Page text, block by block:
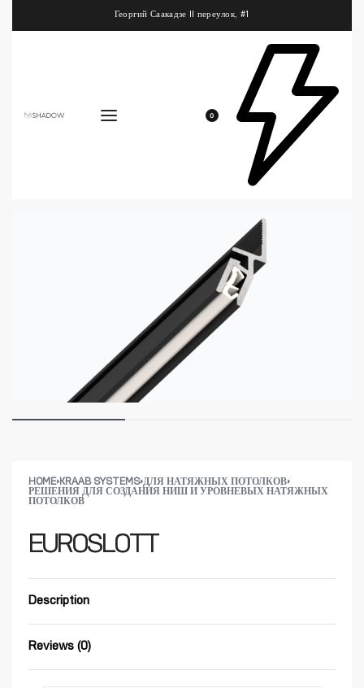
Георгий Саакадзе II переулок, #1
0
HOME›KRAAB SYSTEMS›ДЛЯ НАТЯЖНЫХ ПОТОЛКОВ›
РЕШЕНИЯ ДЛЯ СОЗДАНИЯ НИШ И УРОВНЕВЫХ НАТЯЖНЫХ
ПОТОЛКОВ​
EUROSLOTT
Description
Reviews (0)